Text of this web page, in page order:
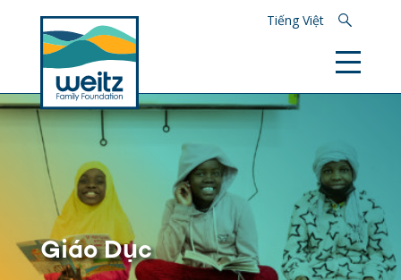
Giáo Dục
Tiếng Việt
Tìm kiếm